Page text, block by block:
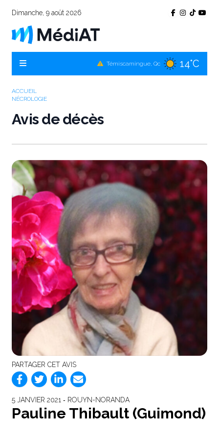
Dimanche, 9 août 2026
La Sarre, Qc 14°C
ACCUEIL
NÉCROLOGIE
Avis de décès
PARTAGER CET AVIS
5 JANVIER 2021 ‐ ROUYN-NORANDA
Pauline Thibault (Guimond)